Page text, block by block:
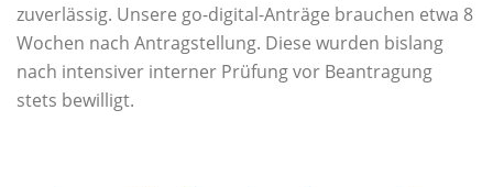
zuverlässig. Unsere go-digital-Anträge brauchen etwa 8
Wochen nach Antragstellung. Diese wurden bislang
nach intensiver interner Prüfung vor Beantragung
stets bewilligt.